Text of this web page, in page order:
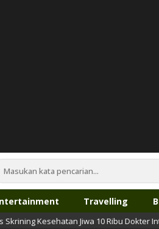
Travelling
Kesehatan Jiwa 10 Ribu Dokter